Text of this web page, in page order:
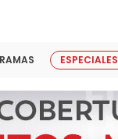
ESPECIALES